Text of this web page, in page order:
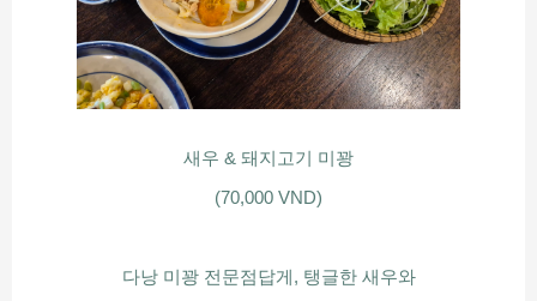
새우 & 돼지고기 미꽝
(70,000 VND)
다낭 미꽝 전문점답게, 탱글한 새우와